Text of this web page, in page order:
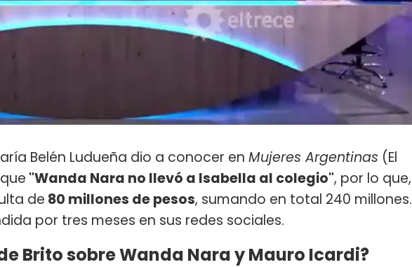
Belén Ludueña dio a conocer en Mujeres Argentinas (El
"Wanda Nara no llevó a Isabella al colegio", por lo que,
de 80 millones de pesos, sumando en total 240 millones.
por tres meses en sus redes sociales.
Brito sobre Wanda Nara y Mauro Icardi?